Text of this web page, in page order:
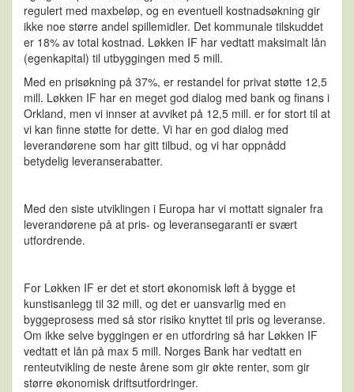
regulert med maxbeløp, og en eventuell kostnadsøkning gir
ikke noe større andel spillemidler. Det kommunale tilskuddet
er 18% av total kostnad. Løkken IF har vedtatt maksimalt lån
(egenkapital) til utbyggingen med 5 mill.
Med en prisøkning på 37%, er restandel for privat støtte 12,5
mill. Løkken IF har en meget god dialog med bank og finans i
Orkland, men vi innser at avviket på 12,5 mill. er for stort til at
vi kan finne støtte for dette. Vi har en god dialog med
leverandørene som har gitt tilbud, og vi har oppnådd
betydelig leveranserabatter.
Med den siste utviklingen i Europa har vi mottatt signaler fra
leverandørene på at pris- og leveransegaranti er svært
utfordrende.
For Løkken IF er det et stort økonomisk løft å bygge et
kunstisanlegg til 32 mill, og det er uansvarlig med en
byggeprosess med så stor risiko knyttet til pris og leveranse.
Om ikke selve byggingen er en utfordring så har Løkken IF
vedtatt et lån på max 5 mill. Norges Bank har vedtatt en
renteutvikling de neste årene som gir økte renter, som gir
større økonomisk driftsutfordringer.